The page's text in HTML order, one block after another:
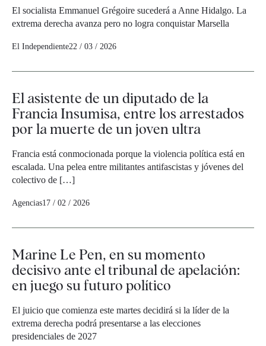
El socialista Emmanuel Grégoire sucederá a Anne Hidalgo. La
extrema derecha avanza pero no logra conquistar Marsella
El Independiente22 / 03 / 2026
El asistente de un diputado de la
Francia Insumisa, entre los arrestados
por la muerte de un joven ultra
Francia está conmocionada porque la violencia política está en
escalada. Una pelea entre militantes antifascistas y jóvenes del
colectivo de […]
Agencias17 / 02 / 2026
Marine Le Pen, en su momento
decisivo ante el tribunal de apelación:
en juego su futuro político
El juicio que comienza este martes decidirá si la líder de la
extrema derecha podrá presentarse a las elecciones
presidenciales de 2027